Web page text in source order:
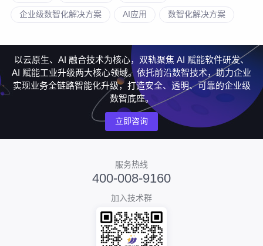
企业级数智化解决方案 AI应用 数智化解决方案
以云原生、AI 融合技术为核心，双轨聚焦 AI 赋能软件研发、
AI 赋能工业升级两大核心领域。依托前沿数智技术，助力企业
实现业务全链路智能化升级，打造安全、透明、可靠的企业级
数智底座。
立即咨询
服务热线
400-008-9160
加入技术群